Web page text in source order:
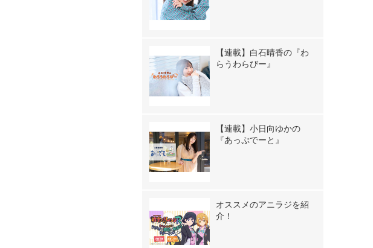
【連載】白石晴香の『わ
らうわらびー』
【連載】小日向ゆかの
『あっぷでーと』
オススメのアニラジを紹
介！